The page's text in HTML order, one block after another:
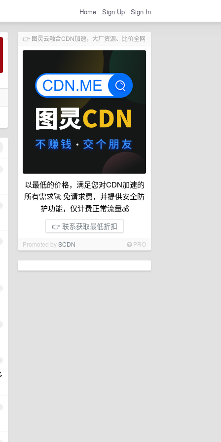
Home Sign Up Sign In
👉 图灵云融合CDN加速，大厂资源、比价全网
以最低的价格，满足您对CDN加速的
所有需求🚀 免请求费，并提供安全防
护功能，仅计费正常流量💰
👉 联系获取最低折扣
Promoted bySCDN PRO